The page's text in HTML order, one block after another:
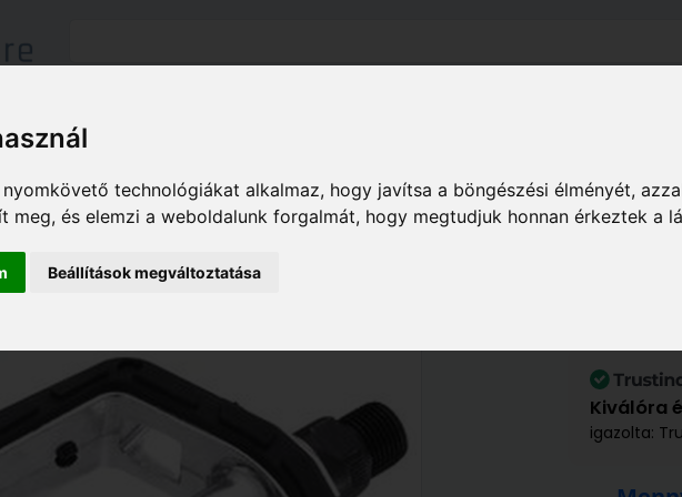
technológiákat alkalmaz, hogy javítsa a böngészési élményét,
meg, és elemzi a weboldalunk forgalmát, hogy megtudjuk honnan érkeztek a
Beállítások megváltoztatása
HÁZ KERT HOBBY Hobby Sport, kerékpár Pedálok Wellgo
Kiválóra
igazolta: